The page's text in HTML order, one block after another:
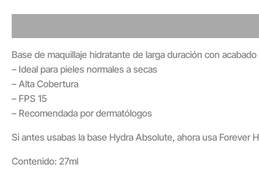
Base de maquillaje hidratante de larga duración con
– Ideal para pieles normales a secas
– Alta Cobertura
– FPS 15
– Recomendada por dermatólogos
Si antes usabas la base Hydra Absolute, ahora usa Forever
Contenido: 27ml